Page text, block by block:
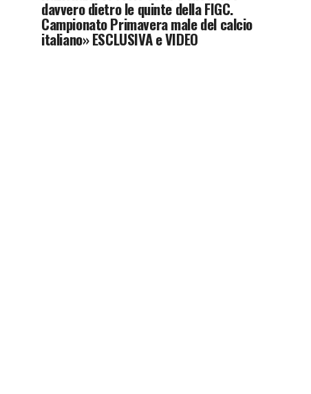
davvero dietro le quinte della FIGC.
Campionato Primavera male del calcio
italiano» ESCLUSIVA e VIDEO